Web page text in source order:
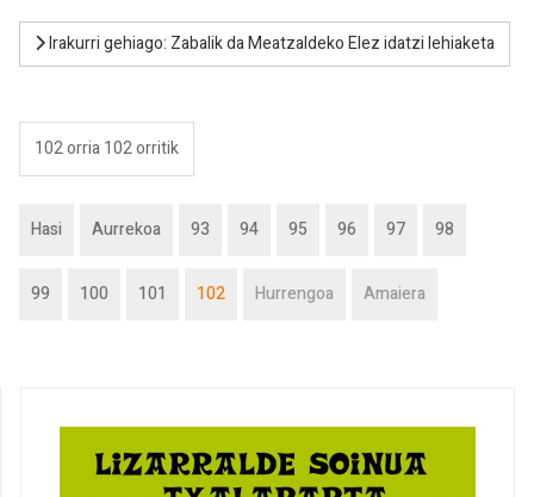
Irakurri gehiago: Zabalik da Meatzaldeko Elez idatzi lehiaketa
102 orria 102 orritik
Hasi Aurrekoa 93 94 95 96 97 98
99 100 101 102 Hurrengoa Amaiera